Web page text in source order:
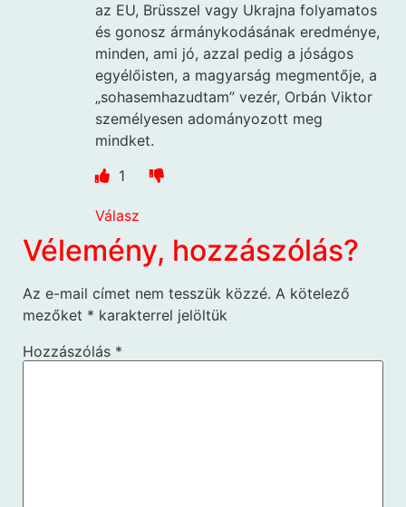
az EU, Brüsszel vagy Ukrajna folyamatos
és gonosz ármánykodásának eredménye,
minden, ami jó, azzal pedig a jóságos
egyélőisten, a magyarság megmentője, a
„sohasemhazudtam” vezér, Orbán Viktor
személyesen adományozott meg
mindket.
1
Válasz
Vélemény, hozzászólás?
Az e-mail címet nem tesszük közzé. A kötelező
mezőket * karakterrel jelöltük
Hozzászólás *